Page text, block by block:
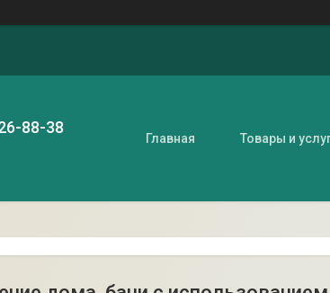
88-38
Главная Товары и